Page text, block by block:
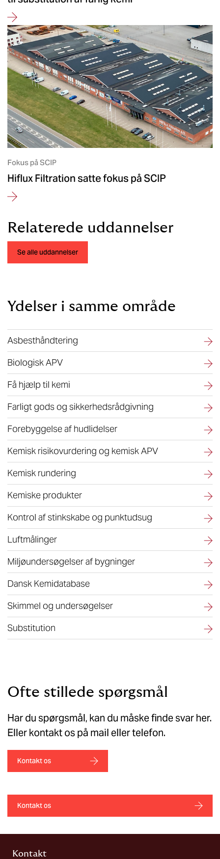
Fokus på SCIP
Hiflux Filtration satte fokus på SCIP
Relaterede uddannelser​​
Se alle uddannelser
Ydelser i samme område
Asbesthåndtering
Biologisk APV
Få hjælp til kemi
Farligt gods og sikkerhedsrådgivning
Forebyggelse af hudlidelser
Kemisk risikovurdering og kemisk APV
Kemisk rundering
Kemiske produkter
Kontrol af stinkskabe og punktudsug
Luftmålinger
Miljøundersøgelser af bygninger
Dansk Kemidatabase
Skimmel og undersøgelser
Substitution
Ofte stillede spørgsmål
Har du spørgsmål, kan du måske finde svar her.
Eller kontakt os på mail eller telefon.
Kontakt os
Kontakt os
Kontakt